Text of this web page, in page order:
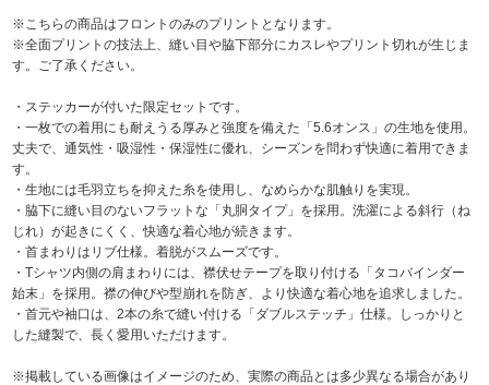
ラブライブ！サンシャイン‼
ラブライブ！スーパースター!!
アイドリッシュセブン
モフモフパレード
※こちらの商品はフロントのみのプリントとなります。
※全面プリントの技法上、縫い目や脇下部分にカスレやプリント切れが生じま
す。ご了承ください。
・ステッカーが付いた限定セットです。
・一枚での着用にも耐えうる厚みと強度を備えた「5.6オンス」の生地を使用。
丈夫で、通気性・吸湿性・保湿性に優れ、シーズンを問わず快適に着用できま
す。
・生地には毛羽立ちを抑えた糸を使用し、なめらかな肌触りを実現。
・脇下に縫い目のないフラットな「丸胴タイプ」を採用。洗濯による斜行（ね
じれ）が起きにくく、快適な着心地が続きます。
・首まわりはリブ仕様。着脱がスムーズです。
・Tシャツ内側の肩まわりには、襟伏せテープを取り付ける「タコバインダー
始末」を採用。襟の伸びや型崩れを防ぎ、より快適な着心地を追求しました。
・首元や袖口は、2本の糸で縫い付ける「ダブルステッチ」仕様。しっかりと
した縫製で、長く愛用いただけます。
※掲載している画像はイメージのため、実際の商品とは多少異なる場合があり